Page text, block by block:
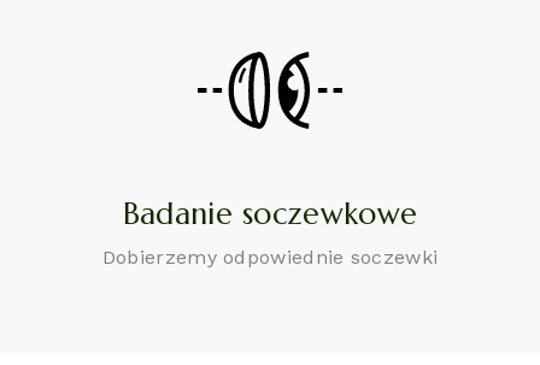
Badanie soczewkowe
Dobierzemy odpowiednie soczewki